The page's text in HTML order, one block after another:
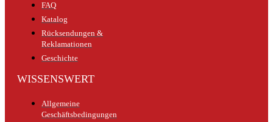
FAQ
Katalog
Rücksendungen &
Reklamationen
Geschichte
WISSENSWERT
Allgemeine
Geschäftsbedingungen